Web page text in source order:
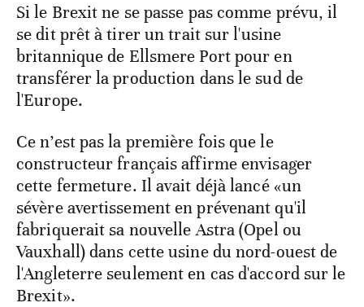
Si le Brexit ne se passe pas comme prévu, il
se dit prêt à tirer un trait sur l'usine
britannique de Ellsmere Port pour en
transférer la production dans le sud de
l'Europe.
Ce n’est pas la première fois que le
constructeur français affirme envisager
cette fermeture. Il avait déjà lancé «un
sévère avertissement en prévenant qu'il
fabriquerait sa nouvelle Astra (Opel ou
Vauxhall) dans cette usine du nord-ouest de
l'Angleterre seulement en cas d'accord sur le
Brexit».